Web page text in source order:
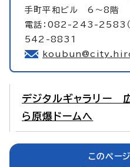
手町平和ビル 6～8階
電話：082-243-2583（
542-8831
デジタルギャラリー
ら原爆ドームへ
このペー